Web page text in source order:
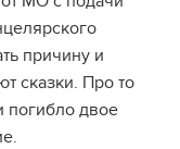
причину и
сказки. Про то
погибло двое